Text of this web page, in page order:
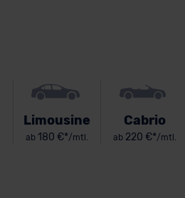
Limousine
ab 180 €*/mtl.
Cabrio
ab220 €*/mtl.